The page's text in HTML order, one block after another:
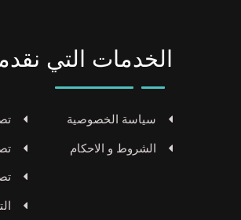
الخدمات التي
سياسة الخصوصية
الشروط و الاحكام